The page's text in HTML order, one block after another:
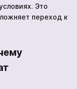
Это
переход к